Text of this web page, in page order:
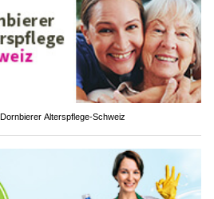
Alterspflege-Schweiz